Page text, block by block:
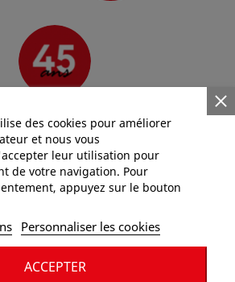
des cookies pour améliorer
et nous vous
leur utilisation pour
de votre navigation. Pour
appuyez sur le bouton
Personnaliser les cookies
ACCEPTER